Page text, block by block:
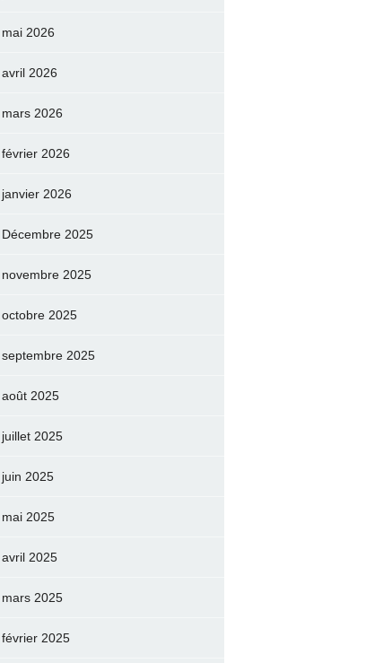
mai 2026
avril 2026
mars 2026
février 2026
janvier 2026
Décembre 2025
novembre 2025
octobre 2025
septembre 2025
août 2025
juillet 2025
juin 2025
mai 2025
avril 2025
mars 2025
février 2025